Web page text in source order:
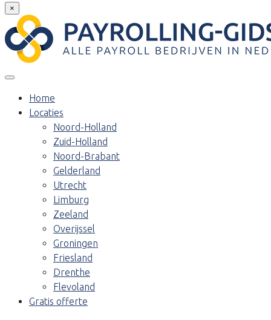
×
Home
Locaties
Noord-Holland
Zuid-Holland
Noord-Brabant
Gelderland
Utrecht
Limburg
Zeeland
Overijssel
Groningen
Friesland
Drenthe
Flevoland
Gratis offerte